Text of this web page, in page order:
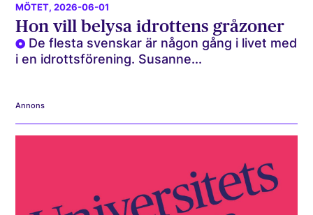
MÖTET, 2026-06-01
Hon vill belysa idrottens gråzoner
De flesta svenskar är någon gång i livet med
i en idrottsförening. Susanne...
Annons